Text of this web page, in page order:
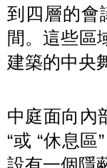
到四層的會
間。這些區
建築的中央
中庭面向內
“或 “休息